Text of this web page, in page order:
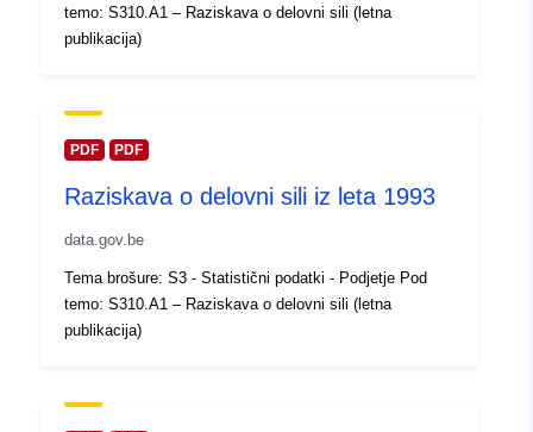
Prostorski:
Tip: Polygon
Identifikatorji: Q12897#ID
uriRef:
temo: S310.A1 – Raziskava o delovni sili (letna
publikacija)
PDF PDF
Raziskava o delovni sili iz leta 1993
data.gov.be
Tema brošure: S3 - Statistični podatki - Podjetje Pod
temo: S310.A1 – Raziskava o delovni sili (letna
publikacija)